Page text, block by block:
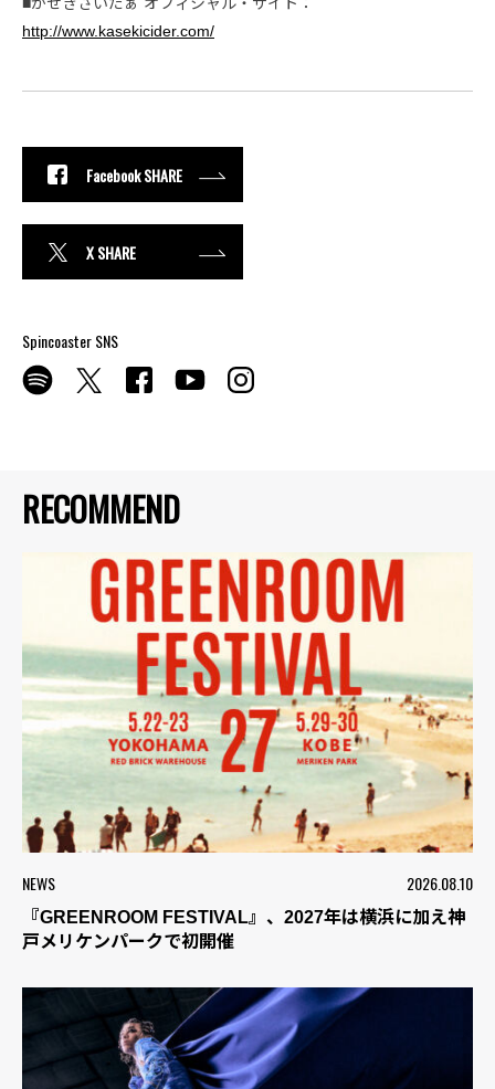
RECOMMEND
NEWS 2026.08.10
『GREENROOM FESTIVAL』、2027年は横浜に加え神
戸メリケンパークで初開催
http://www.kasekicider.com/
Facebook SHARE
X SHARE
Spincoaster SNS